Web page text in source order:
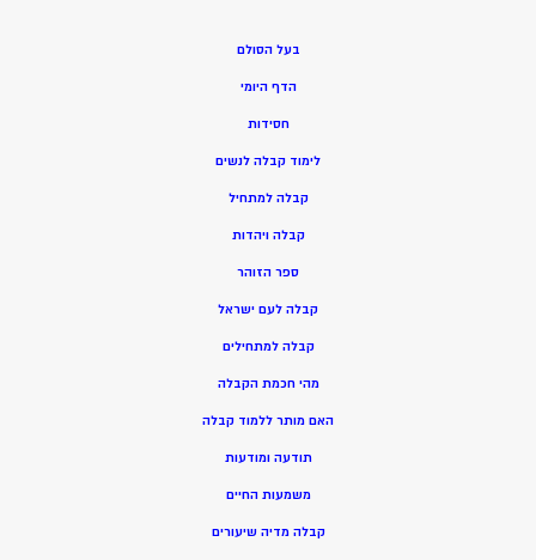
בעל הסולם
הדף היומי
חסידות
לימוד קבלה לנשים
קבלה למתחיל
קבלה ויהדות
ספר הזוהר
קבלה לעם ישראל
קבלה למתחילים
מהי חכמת הקבלה
האם מותר ללמוד קבלה
תודעה ומודעות
משמעות החיים
קבלה מדיה שיעורים